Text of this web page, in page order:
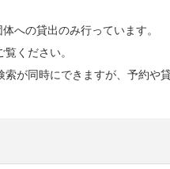
への貸出のみ行っています。
覧ください。
索が同時にできますが、予約や